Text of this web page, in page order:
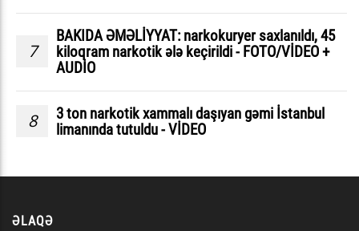
7
BAKIDA ƏMƏLİYYAT: narkokuryer saxlanıldı, 45
kiloqram narkotik ələ keçirildi - FOTO/VİDEO +
AUDİO
8
3 ton narkotik xammalı daşıyan gəmi İstanbul
limanında tutuldu - VİDEO
ƏLAQƏ